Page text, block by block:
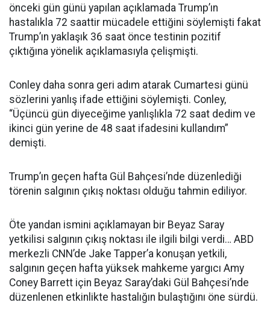
önceki gün günü yapılan açıklamada Trump’ın
hastalıkla 72 saattir mücadele ettiğini söylemişti fakat
Trump’ın yaklaşık 36 saat önce testinin pozitif
çıktığına yönelik açıklamasıyla çelişmişti.
Conley daha sonra geri adım atarak Cumartesi günü
sözlerini yanlış ifade ettiğini söylemişti. Conley,
“Üçüncü gün diyeceğime yanlışlıkla 72 saat dedim ve
ikinci gün yerine de 48 saat ifadesini kullandım”
demişti.
Trump’ın geçen hafta Gül Bahçesi’nde düzenlediği
törenin salgının çıkış noktası olduğu tahmin ediliyor.
Öte yandan ismini açıklamayan bir Beyaz Saray
yetkilisi salgının çıkış noktası ile ilgili bilgi verdi… ABD
merkezli CNN’de Jake Tapper’a konuşan yetkili,
salgının geçen hafta yüksek mahkeme yargıcı Amy
Coney Barrett için Beyaz Saray’daki Gül Bahçesi’nde
düzenlenen etkinlikte hastalığın bulaştığını öne sürdü.